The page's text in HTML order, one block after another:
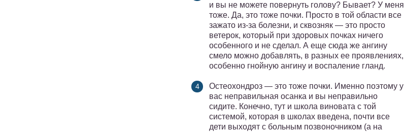
и вы не можете повернуть голову? Бывает? У меня
тоже. Да, это тоже почки. Просто в той области все
зажато из-за болезни, и сквозняк — это просто
ветерок, который при здоровых почках ничего
особенного и не сделал. А еще сюда же ангину
смело можно добавлять, в разных ее проявлениях,
особенно гнойную ангину и воспаление гланд.
Остеохондроз — это тоже почки. Именно поэтому у
вас неправильная осанка и вы неправильно
сидите. Конечно, тут и школа виновата с той
системой, которая в школах введена, почти все
дети выходят с больным позвоночником (а на